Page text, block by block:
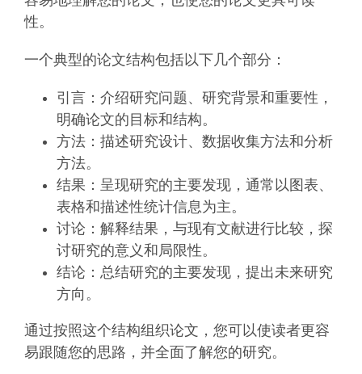
性。
一个典型的论文结构包括以下几个部分：
引言：介绍研究问题、研究背景和重要性，
明确论文的目标和结构。
方法：描述研究设计、数据收集方法和分析
方法。
结果：呈现研究的主要发现，通常以图表、
表格和描述性统计信息为主。
讨论：解释结果，与现有文献进行比较，探
讨研究的意义和局限性。
结论：总结研究的主要发现，提出未来研究
方向。
通过按照这个结构组织论文，您可以使读者更容
易跟随您的思路，并全面了解您的研究。